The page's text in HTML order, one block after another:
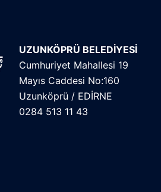
UZUNKÖPRÜ BELEDİYESİ
Cumhuriyet Mahallesi 19
Mayıs Caddesi No:160
Uzunköprü / EDİRNE
0284 513 11 43